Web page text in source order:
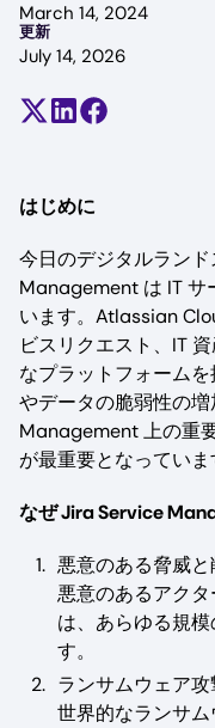
March 14, 2024
更新
July 14, 2026
Share on X (formerly
Share on LinkedIn
Share on
はじめに
今日のデジタルラン
Management は IT サ
います。Atlassian
ビスリクエスト、IT
なプラットフォーム
やデータの脆弱性の
Management 上の重
が最重要となっていま
なぜ Jira Service
悪意のある脅威と
悪意のあるアク
は、あらゆる規
す。
ランサムウェア攻
世界的なランサ